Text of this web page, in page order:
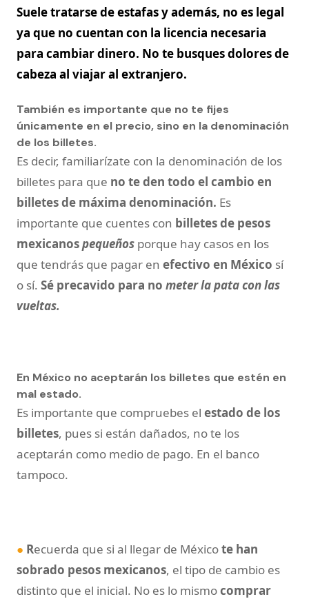
Suele tratarse de estafas y además, no es legal
ya que no cuentan con la licencia necesaria
para cambiar dinero. No te busques dolores de
cabeza al viajar al extranjero.
También es importante que no te fijes
únicamente en el precio, sino en la denominación
de los billetes.
Es decir, familiarízate con la denominación de los
billetes para que no te den todo el cambio en
billetes de máxima denominación. Es
importante que cuentes con billetes de pesos
mexicanospequeños porque hay casos en los
que tendrás que pagar en efectivo en México sí
o sí. Sé precavido para no meter la pata con las
vueltas.
En México no aceptarán los billetes que estén en
mal estado.
Es importante que compruebes el estado de los
billetes, pues si están dañados, no te los
aceptarán como medio de pago. En el banco
tampoco.
● Recuerda que si al llegar de Méxicote han
sobrado pesos mexicanos, el tipo de cambio es
distinto que el inicial. No es lo mismocomprar